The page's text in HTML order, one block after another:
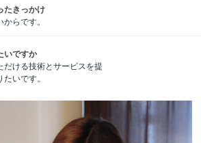
たきっかけ
らです。
いですか
だける技術とサービスを提
いです。